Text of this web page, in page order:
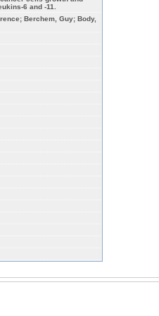
6 and -11.
Berchem, Guy; Body,